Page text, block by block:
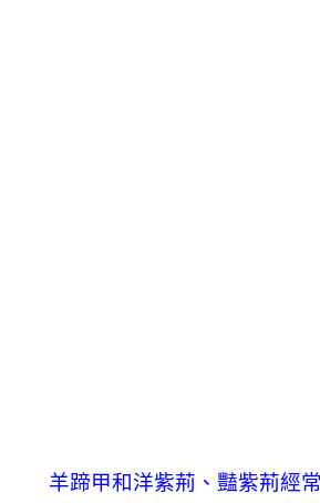
羊蹄甲和洋紫荊、豔紫荊經